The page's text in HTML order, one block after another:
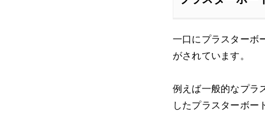
一口にプラスターボ
がされています。
例えば一般的なプラ
したプラスターボー